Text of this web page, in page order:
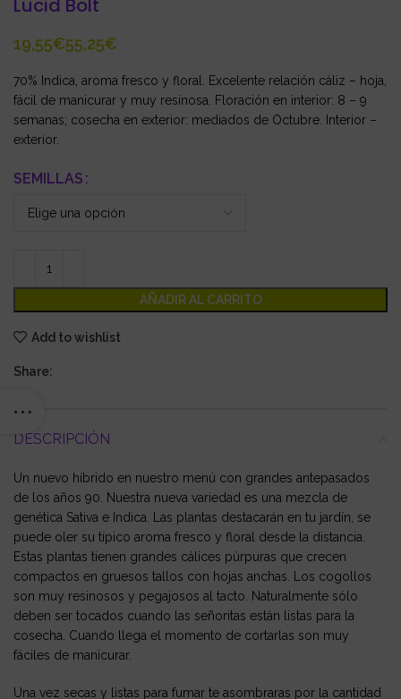
Lucid Bolt
€ €
70% Indica, aroma fresco y floral. Excelente relación cáliz – hoja,
fácil de manicurar y muy resinosa. Floración en interior: 8 – 9
semanas; cosecha en exterior: mediados de Octubre. Interior –
exterior.
SEMILLAS
AÑADIR AL CARRITO
Add to wishlist
Share:
DESCRIPCIÓN
Un nuevo híbrido en nuestro menú con grandes antepasados
de los años 90. Nuestra nueva variedad es una mezcla de
genética Sativa e Indica. Las plantas destacarán en tu jardín, se
puede oler su típico aroma fresco y floral desde la distancia.
Estas plantas tienen grandes cálices púrpuras que crecen
compactos en gruesos tallos con hojas anchas. Los cogollos
son muy resinosos y pegajosos al tacto. Naturalmente sólo
deben ser tocados cuando las señoritas están listas para la
cosecha. Cuando llega el momento de cortarlas son muy
fáciles de manicurar.
Una vez secas y listas para fumar te asombraras por la cantidad